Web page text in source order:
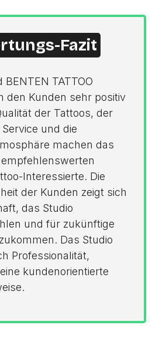
Fazit
TATTOO
den Kunden sehr positiv
der Tattoos, der
und die
machen das
Interessierte. Die
der Kunden zeigt sich
das Studio
und für zukünftige
Das Studio
Professionalität,
kundenorientierte